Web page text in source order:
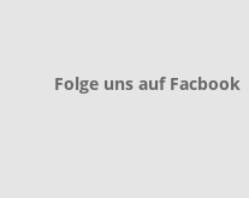
Folge uns auf Facbook